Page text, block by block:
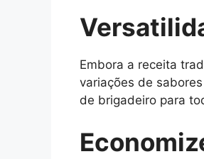
Embora a receita
variações de
de brigadeiro para